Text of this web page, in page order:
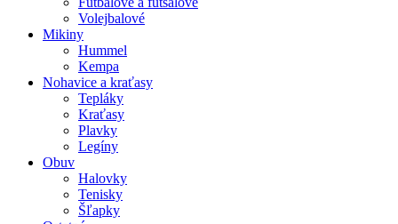
Volejbalové
Mikiny
Hummel
Kempa
Nohavice a kraťasy
Tepláky
Kraťasy
Plavky
Legíny
Obuv
Halovky
Tenisky
Šľapky